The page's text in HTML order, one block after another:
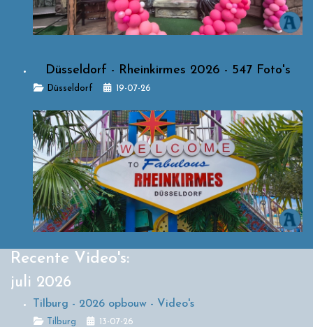
Düsseldorf - Rheinkirmes 2026 - 547 Foto's
DetailsDüsseldorf 19-07-26
Recente Video's:
juli 2026
Tilburg - 2026 opbouw - Video's
DetailsTilburg 13-07-26